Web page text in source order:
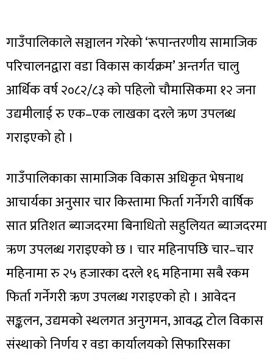
गाउँपालिकाले सञ्चालन गरेको ‘रूपान्तरणीय सामाजिक
परिचालनद्वारा वडा विकास कार्यक्रम’ अन्तर्गत चालु
आर्थिक वर्ष २०८२/८३ को पहिलो चौमासिकमा १२ जना
उद्यमीलाई रु एक–एक लाखका दरले ऋण उपलब्ध
गराइएको हो ।
गाउँपालिकाका सामाजिक विकास अधिकृत भेषनाथ
आचार्यका अनुसार चार किस्तामा फिर्ता गर्नेगरी वार्षिक
सात प्रतिशत ब्याजदरमा बिनाधितो सहुलियत ब्याजदरमा
ऋण उपलब्ध गराइएको छ । चार महिनापछि चार–चार
महिनामा रु २५ हजारका दरले १६ महिनामा सबै रकम
फिर्ता गर्नेगरी ऋण उपलब्ध गराइएको हो । आवेदन
सङ्कलन, उद्यमको स्थलगत अनुगमन, आवद्ध टोल विकास
संस्थाको निर्णय र वडा कार्यालयको सिफारिसका